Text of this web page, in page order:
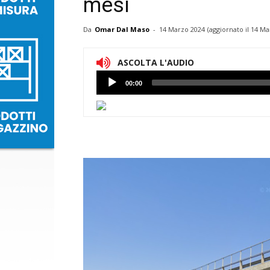
mesi
Da Omar Dal Maso - 14 Marzo 2024 (aggiornato il 14
ASCOLTA L'AUDIO
Lettore
Audio
00:00